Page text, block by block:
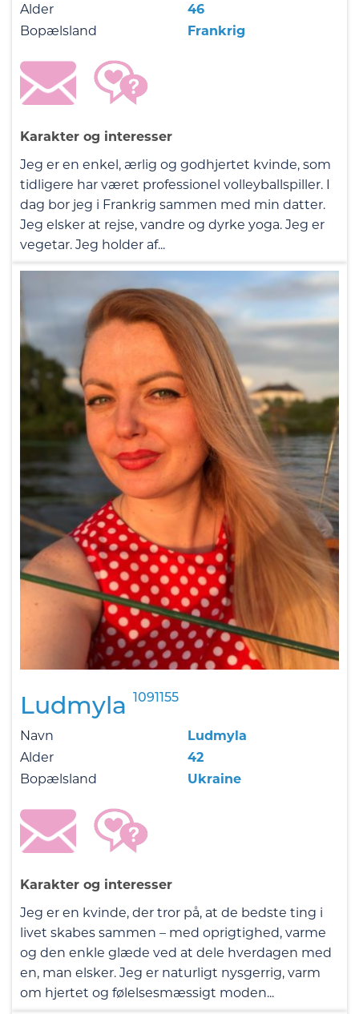
Alder
46
Bopælsland
Frankrig
Karakter og interesser
Jeg er en enkel, ærlig og godhjertet kvinde, som
tidligere har været professionel volleyballspiller. I
dag bor jeg i Frankrig sammen med min datter.
Jeg elsker at rejse, vandre og dyrke yoga. Jeg er
vegetar. Jeg holder af...
Ludmyla 1091155
Navn
Ludmyla
Alder
42
Bopælsland
Ukraine
Karakter og interesser
Jeg er en kvinde, der tror på, at de bedste ting i
livet skabes sammen – med oprigtighed, varme
og den enkle glæde ved at dele hverdagen med
en, man elsker. Jeg er naturligt nysgerrig, varm
om hjertet og følelsesmæssigt moden...